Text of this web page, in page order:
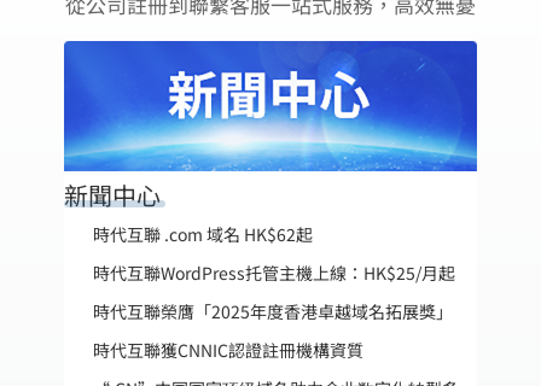
新聞中心
時代互聯 .com 域名 HK$62起
時代互聯WordPress托管主機上線：HK$25/月起
時代互聯榮膺「2025年度香港卓越域名拓展獎」
時代互聯獲CNNIC認證註冊機構資質